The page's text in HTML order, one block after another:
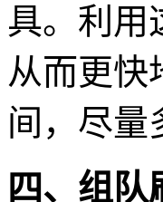
具。利用
从而更快
间，尽量
四、组